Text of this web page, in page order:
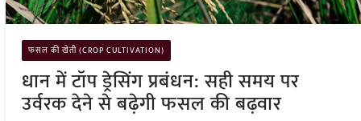
फसल की खेती (CROP CULTIVATION)
धान में टॉप ड्रेसिंग प्रबंधन: सही समय पर
उर्वरक देने से बढ़ेगी फसल की बढ़वार